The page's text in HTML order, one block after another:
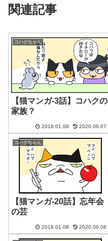
関連記事
コハクちゃん
【猫マンガ-3話】コハクの
家族？
2018.01.08 2020.06.07
コハクちゃん
【猫マンガ-20話】忘年会
の芸
2018.01.08 2020.06.08